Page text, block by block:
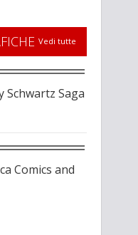
Vedi tutte
Schwartz Saga
Comics and